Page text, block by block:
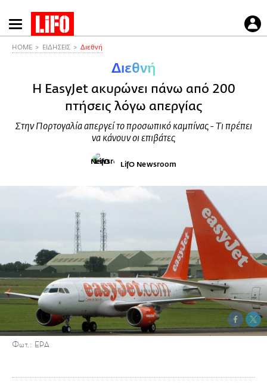
Παράκαμψη
προς
HOME ΕΙΔΗΣΕΙΣ Διεθνή
Διεθνή
Η EasyJet ακυρώνει πάνω από 200
πτήσεις λόγω απεργίας
Στην Πορτογαλία απεργεί το προσωπικό καμπίνας - Τι πρέπει
να κάνουν οι επιβάτες
LifO Newsroom
Φωτ.: EPA